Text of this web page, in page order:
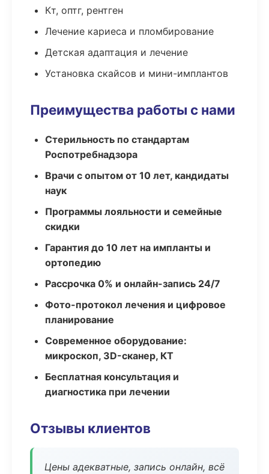
Кт, оптг, рентген
Лечение кариеса и пломбирование
Детская адаптация и лечение
Установка скайсов и мини-имплантов
Преимущества работы с нами
Стерильность по стандартам
Роспотребнадзора
Врачи с опытом от 10 лет, кандидаты
наук
Программы лояльности и семейные
скидки
Гарантия до 10 лет на импланты и
ортопедию
Рассрочка 0% и онлайн-запись 24/7
Фото-протокол лечения и цифровое
планирование
Современное оборудование:
микроскоп, 3D-сканер, КТ
Бесплатная консультация и
диагностика при лечении
Отзывы клиентов
Цены адекватные, запись онлайн, всё